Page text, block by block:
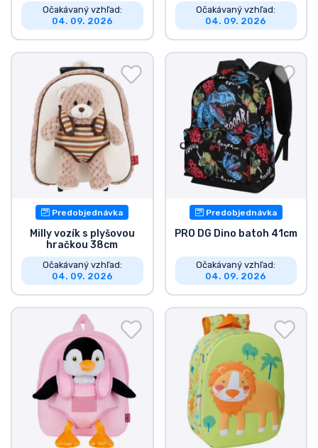
Očakávaný vzhľad:
04. 09. 2026
Očakávaný vzhľad:
04. 09. 2026
Predobjednávka
Milly vozík s plyšovou
hračkou 38cm
Očakávaný vzhľad:
04. 09. 2026
Predobjednávka
PRO DG Dino batoh 41cm
Očakávaný vzhľad:
04. 09. 2026